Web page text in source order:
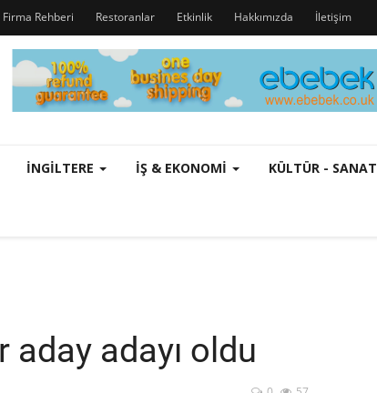
Firma Rehberi Restoranlar Etkinlik Hakkımızda İletişim
İNGILTERE İŞ & EKONOMI KÜLTÜR - SANAT
adayı oldu